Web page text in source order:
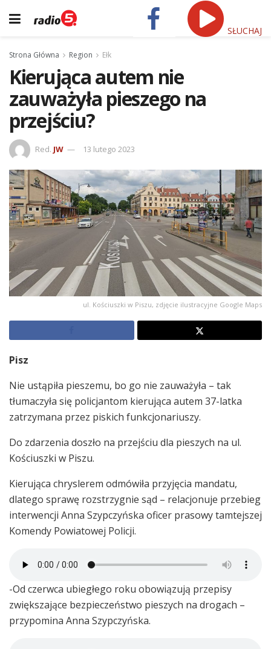
SŁUCHAJ
Strona Główna Region Ełk
Kierująca autem nie
zauważyła pieszego na
przejściu?
Red. JW 13 lutego 2023
ul. Kościuszki w Piszu, zdjęcie ilustracyjne Google Maps
Pisz
Nie ustąpiła pieszemu, bo go nie zauważyła – tak
tłumaczyła się policjantom kierująca autem 37-latka
zatrzymana przez piskich funkcjonariuszy.
Do zdarzenia doszło na przejściu dla pieszych na ul.
Kościuszki w Piszu.
Kierująca chryslerem odmówiła przyjęcia mandatu,
dlatego sprawę rozstrzygnie sąd – relacjonuje przebieg
interwencji Anna Szypczyńska oficer prasowy tamtejszej
Komendy Powiatowej Policji.
-Od czerwca ubiegłego roku obowiązują przepisy
zwiększające bezpieczeństwo pieszych na drogach –
przypomina Anna Szypczyńska.